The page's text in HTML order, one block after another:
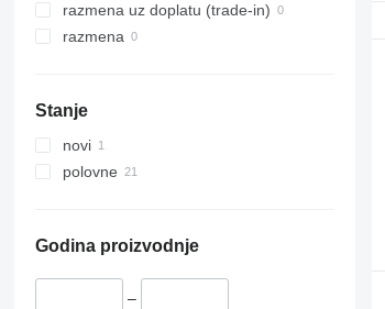
razmena uz doplatu (trade-in)
razmena
Stanje
novi
polovne
Godina proizvodnje
–